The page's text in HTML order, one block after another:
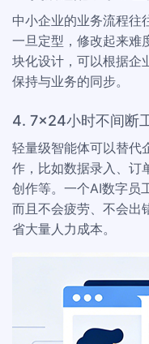
中小企业的业务流程往
一旦定型，修改起来难
块化设计，可以根据企
保持与业务的同步。
4. 7×24小时不间断
轻量级智能体可以替代
作，比如数据录入、订
创作等。一个AI数字员
而且不会疲劳、不会出
省大量人力成本。